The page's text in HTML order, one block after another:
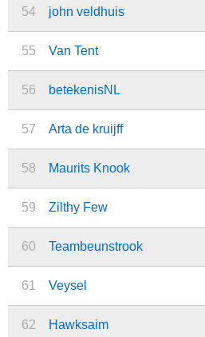
54 john veldhuis
55 Van Tent
56 betekenisNL
57 Arta de kruijff
58 Maurits Knook
59 Zilthy Few
60 Teambeunstrook
61 Veysel
62 Hawksaim